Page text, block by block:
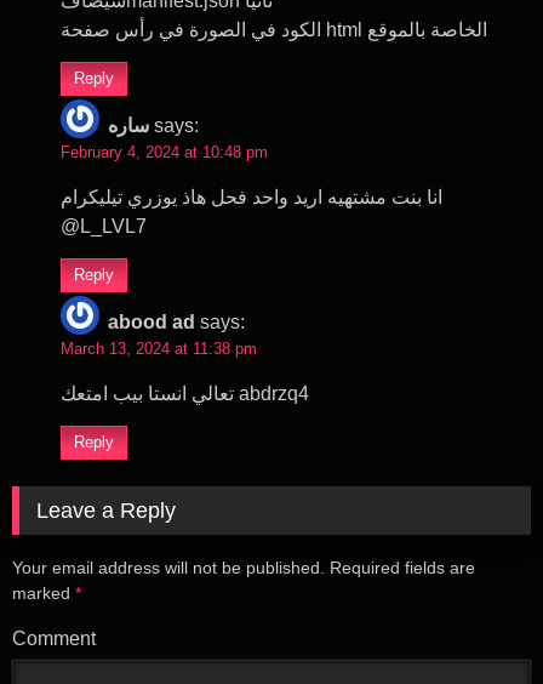
الكود في الصورة في رأس صفحة html الخاصة بالموقع
Reply
ساره says:
February 4, 2024 at 10:48 pm
انا بنت مشتهيه اريد واحد فحل هاذ يوزري تيليكرام
@L_LVL7
Reply
abood ad says:
March 13, 2024 at 11:38 pm
تعالي انستا بيب امتعك abdrzq4
Reply
Leave a Reply
Your email address will not be published. Required fields are
marked *
Comment